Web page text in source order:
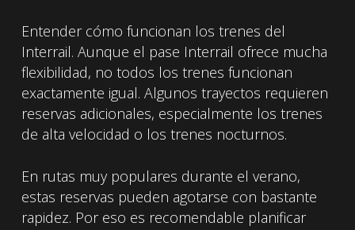
Entender cómo funcionan los trenes del
Interrail. Aunque el pase Interrail ofrece mucha
flexibilidad, no todos los trenes funcionan
exactamente igual. Algunos trayectos requieren
reservas adicionales, especialmente los trenes
de alta velocidad o los trenes nocturnos.
En rutas muy populares durante el verano,
estas reservas pueden agotarse con bastante
rapidez. Por eso es recomendable planificar